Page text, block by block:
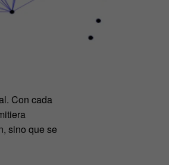
Con cada
sino que se